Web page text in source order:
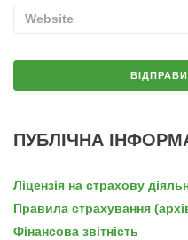
ПУБЛІЧНА
Ліцензія на страхову
Правила страхування
Фінансова звітність